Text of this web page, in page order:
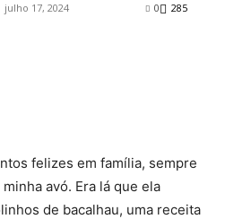
julho 17, 2024 285
0
felizes em família, sempre
avó. Era lá que ela
de bacalhau, uma receita